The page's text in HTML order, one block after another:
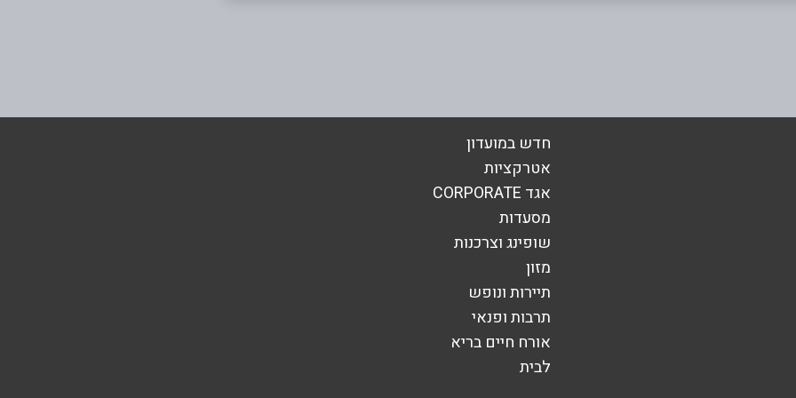
אימייל*
חדש במועדון
אטרקציות
אגד CORPORATE
מסעדות
שופינג וצרכנות
מזון
תיירות ונופש
תרבות ופנאי
אורח חיים בריא
לבית